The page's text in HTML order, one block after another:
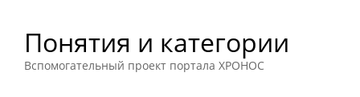
Понятия и категории
Вспомогательный проект портала ХРОНОС